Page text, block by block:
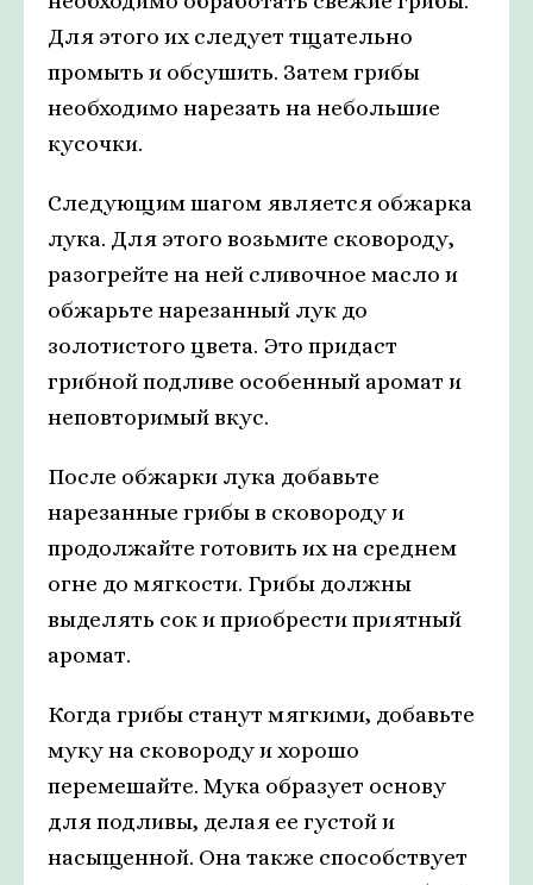
Для этого их следует тщательно
промыть и обсушить. Затем грибы
необходимо нарезать на небольшие
кусочки.
Следующим шагом является обжарка
лука. Для этого возьмите сковороду,
разогрейте на ней сливочное масло и
обжарьте нарезанный лук до
золотистого цвета. Это придаст
грибной подливе особенный аромат и
неповторимый вкус.
После обжарки лука добавьте
нарезанные грибы в сковороду и
продолжайте готовить их на среднем
огне до мягкости. Грибы должны
выделять сок и приобрести приятный
аромат.
Когда грибы станут мягкими, добавьте
муку на сковороду и хорошо
перемешайте. Мука образует основу
для подливы, делая ее густой и
насыщенной. Она также способствует